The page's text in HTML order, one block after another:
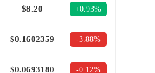
$8.20 +0.93%
$0.1602359 -3.88%
$0.0693180 -0.12%